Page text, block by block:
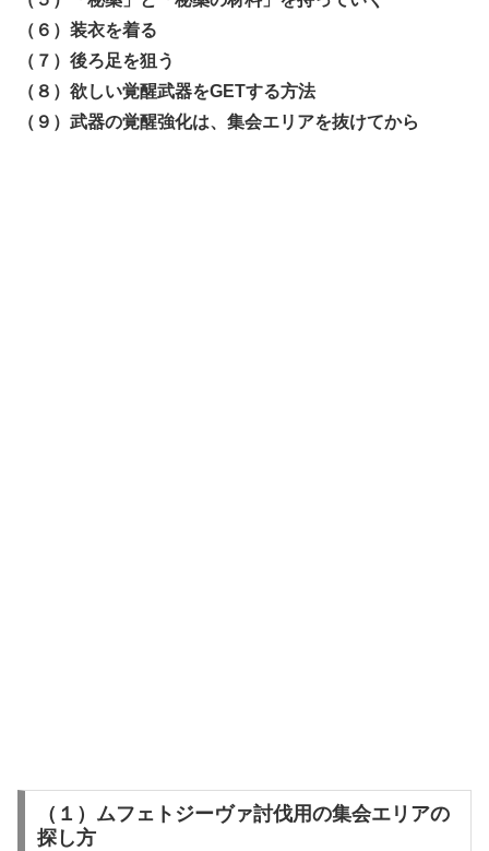
（６）装衣を着る
（７）後ろ足を狙う
（８）欲しい覚醒武器をGETする方法
（９）武器の覚醒強化は、集会エリアを抜けてから
（１）ムフェトジーヴァ討伐用の集会エリアの
探し方